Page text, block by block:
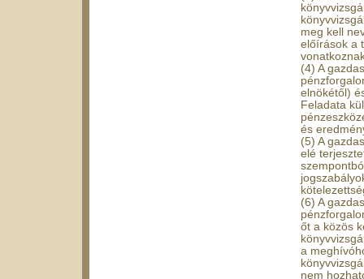
meg kell
előírások a
(4) A
elnökétől)
Feladata
és
(5) A
elé
(6) A
őt a közös
a
nem